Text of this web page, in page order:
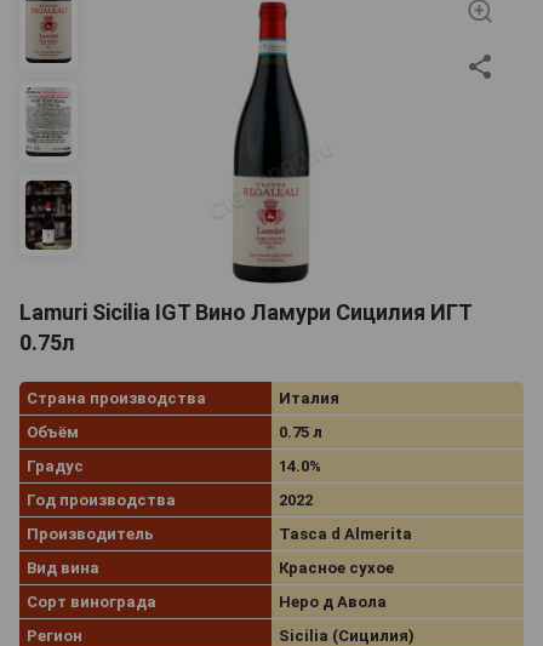
Lamuri Sicilia IGT Вино Ламури Сицилия ИГТ
0.75л
Страна производства
Италия
Объём
0.75 л
Градус
14.0%
Год производства
2022
Производитель
Tasca d Almerita
Вид вина
Красное сухое
Сорт винограда
Неро д Авола
Регион
Sicilia (Сицилия)